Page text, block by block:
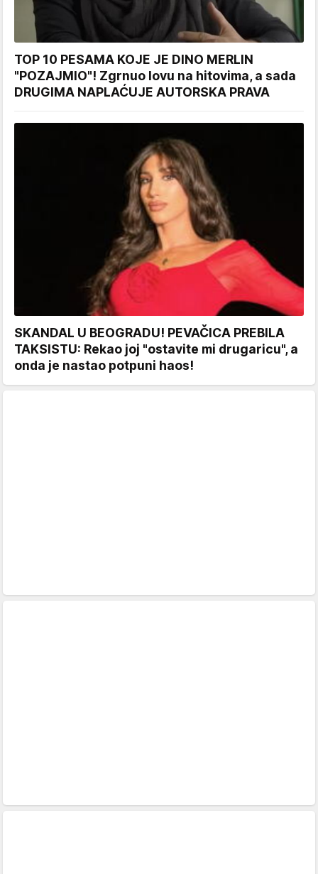
TOP 10 PESAMA KOJE JE DINO MERLIN
"POZAJMIO"! Zgrnuo lovu na hitovima, a sada
DRUGIMA NAPLAĆUJE AUTORSKA PRAVA
SKANDAL U BEOGRADU! PEVAČICA PREBILA
TAKSISTU: Rekao joj "ostavite mi drugaricu", a
onda je nastao potpuni haos!